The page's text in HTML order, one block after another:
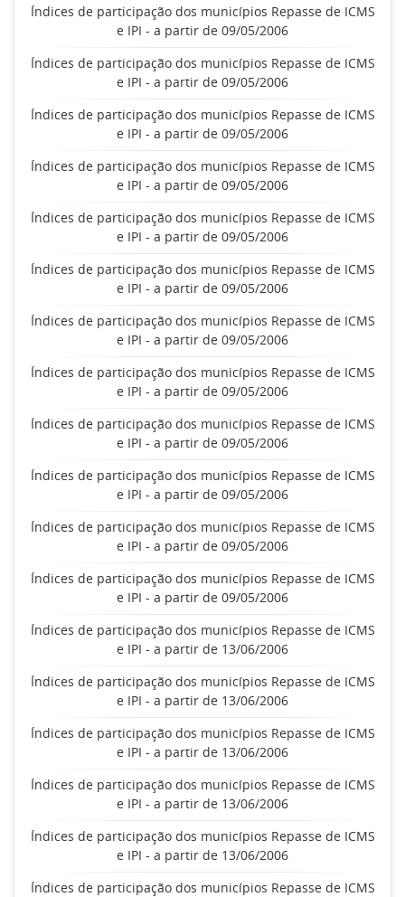
Índices de participação dos municípios Repasse de ICMS
e IPI - a partir de 09/05/2006
Índices de participação dos municípios Repasse de ICMS
e IPI - a partir de 09/05/2006
Índices de participação dos municípios Repasse de ICMS
e IPI - a partir de 09/05/2006
Índices de participação dos municípios Repasse de ICMS
e IPI - a partir de 09/05/2006
Índices de participação dos municípios Repasse de ICMS
e IPI - a partir de 09/05/2006
Índices de participação dos municípios Repasse de ICMS
e IPI - a partir de 09/05/2006
Índices de participação dos municípios Repasse de ICMS
e IPI - a partir de 09/05/2006
Índices de participação dos municípios Repasse de ICMS
e IPI - a partir de 09/05/2006
Índices de participação dos municípios Repasse de ICMS
e IPI - a partir de 09/05/2006
Índices de participação dos municípios Repasse de ICMS
e IPI - a partir de 09/05/2006
Índices de participação dos municípios Repasse de ICMS
e IPI - a partir de 09/05/2006
Índices de participação dos municípios Repasse de ICMS
e IPI - a partir de 09/05/2006
Índices de participação dos municípios Repasse de ICMS
e IPI - a partir de 13/06/2006
Índices de participação dos municípios Repasse de ICMS
e IPI - a partir de 13/06/2006
Índices de participação dos municípios Repasse de ICMS
e IPI - a partir de 13/06/2006
Índices de participação dos municípios Repasse de ICMS
e IPI - a partir de 13/06/2006
Índices de participação dos municípios Repasse de ICMS
e IPI - a partir de 13/06/2006
Índices de participação dos municípios Repasse de ICMS